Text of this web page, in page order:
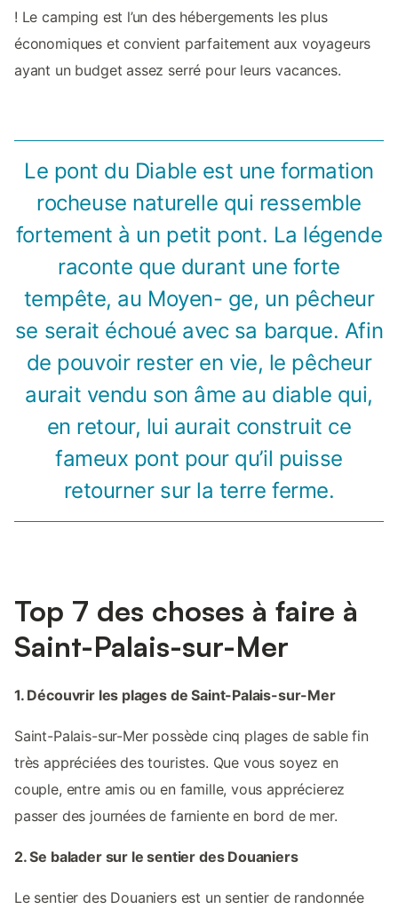
! Le camping est l’un des hébergements les plus
économiques et convient parfaitement aux voyageurs
ayant un budget assez serré pour leurs vacances.
Le pont du Diable est une formation
rocheuse naturelle qui ressemble
fortement à un petit pont. La légende
raconte que durant une forte
tempête, au Moyen- ge, un pêcheur
se serait échoué avec sa barque. Afin
de pouvoir rester en vie, le pêcheur
aurait vendu son âme au diable qui,
en retour, lui aurait construit ce
fameux pont pour qu’il puisse
retourner sur la terre ferme.
Top 7 des choses à faire à
Saint-Palais-sur-Mer
1. Découvrir les plages de Saint-Palais-sur-Mer
Saint-Palais-sur-Mer possède cinq plages de sable fin
très appréciées des touristes. Que vous soyez en
couple, entre amis ou en famille, vous apprécierez
passer des journées de farniente en bord de mer.
2. Se balader sur le sentier des Douaniers
Le sentier des Douaniers est un sentier de randonnée